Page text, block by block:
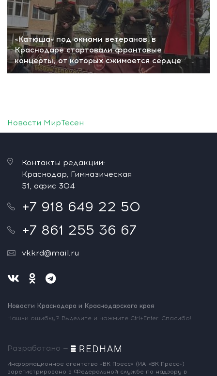
«Катюша» под окнами ветеранов: в
Краснодаре стартовали фронтовые
концерты, от которых сжимается сердце
Новости МирТесен
Контакты редакции:
Краснодар, Гимназическая
51, офис 304
+7 918 649 22 50
+7 861 255 36 67
vkkrd@mail.ru
Новости Краснодара и Краснодарского края
Нашли ошибку? Выделите и нажмите Ctrl+Enter. Спасибо!
Разработано —
Информационное агентство «ВК Пресс» (ИА «ВК Пресс»)
зарегистрировано в Федеральной службе по надзору в